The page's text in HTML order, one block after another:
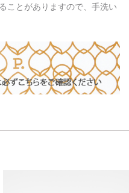
ことがありますので、手洗い